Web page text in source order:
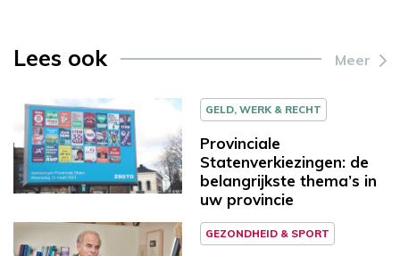
Lees ook Meer
GELD, WERK & RECHT
Provinciale
Statenverkiezingen: de
belangrijkste thema’s in
uw provincie
GEZONDHEID & SPORT